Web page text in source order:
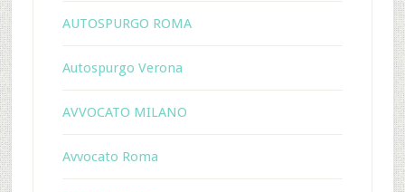
AUTOSPURGO ROMA
Autospurgo Verona
AVVOCATO MILANO
Avvocato Roma